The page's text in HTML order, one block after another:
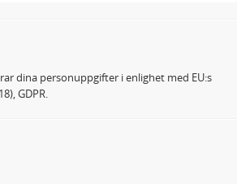
dina personuppgifter i enlighet med EU:s
GDPR.